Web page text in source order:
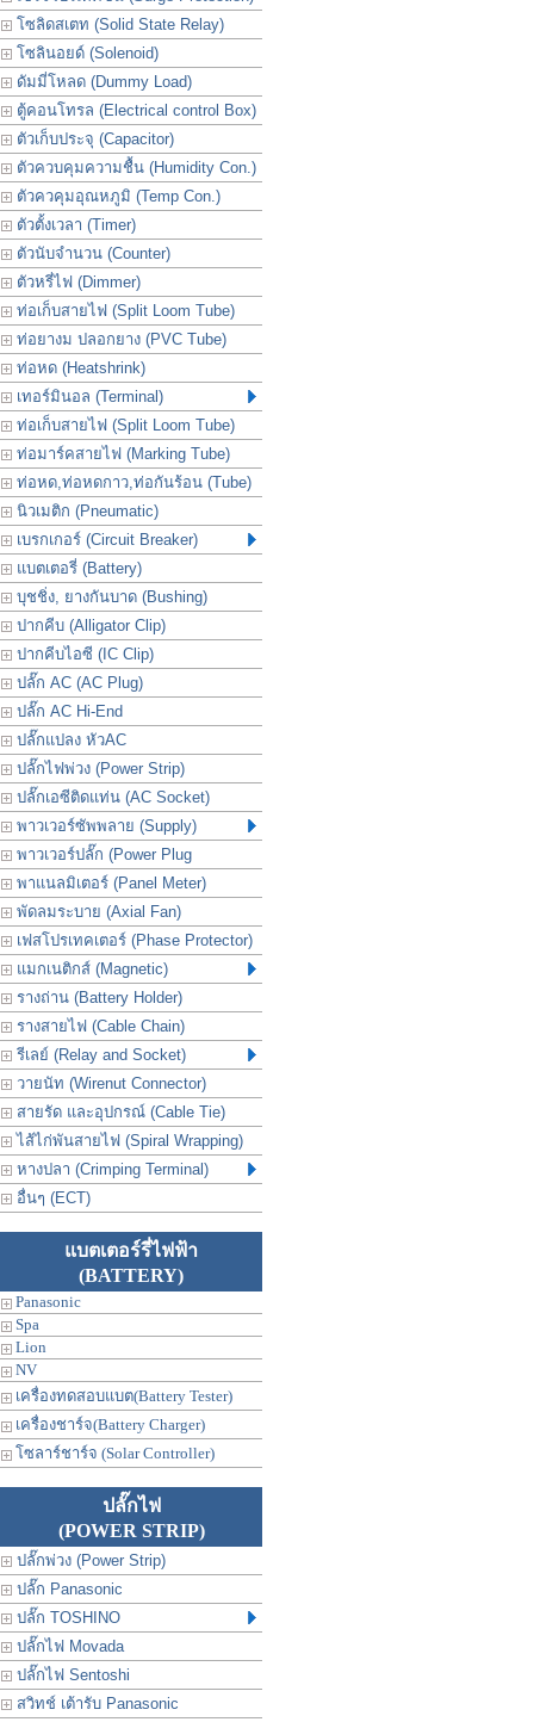
โซลิดสเตท (Solid State Relay)
โซลินอยด์ (Solenoid)
ดัมมี่โหลด (Dummy Load)
ตู้คอนโทรล (Electrical control Box)
ตัวเก็บประจุ (Capacitor)
ตัวควบคุมความชื้น (Humidity Con.)
ตัวควคุมอุณหภูมิ (Temp Con.)
ตัวตั้งเวลา (Timer)
ตัวนับจำนวน (Counter)
ตัวหรี่ไฟ (Dimmer)
ท่อเก็บสายไฟ (Split Loom Tube)
ท่อยางม ปลอกยาง (PVC Tube)
ท่อหด (Heatshrink)
เทอร์มินอล (Terminal)
ท่อเก็บสายไฟ (Split Loom Tube)
ท่อมาร์คสายไฟ (Marking Tube)
ท่อหด,ท่อหดกาว,ท่อกันร้อน (Tube)
นิวเมติก (Pneumatic)
เบรกเกอร์ (Circuit Breaker)
แบตเตอรี่ (Battery)
บุชชิ่ง, ยางกันบาด (Bushing)
ปากคีบ (Alligator Clip)
ปากคีบไอซี (IC Clip)
ปลั๊ก AC (AC Plug)
ปลั๊ก AC Hi-End
ปลั๊กแปลง หัวAC
ปลั๊กไฟพ่วง (Power Strip)
ปลั๊กเอซีติดแท่น (AC Socket)
พาวเวอร์ซัพพลาย (Supply)
พาวเวอร์ปลั๊ก (Power Plug
พาแนลมิเตอร์ (Panel Meter)
พัดลมระบาย (Axial Fan)
เฟสโปรเทคเตอร์ (Phase Protector)
แมกเนติกส์ (Magnetic)
รางถ่าน (Battery Holder)
รางสายไฟ (Cable Chain)
รีเลย์ (Relay and Socket)
วายนัท (Wirenut Connector)
สายรัด และอุปกรณ์ (Cable Tie)
ไส้ไก่พันสายไฟ (Spiral Wrapping)
หางปลา (Crimping Terminal)
อื่นๆ (ECT)
แบตเตอร์รี่ไฟฟ้า
(BATTERY)
Panasonic
Spa
Lion
NV
เครื่องทดสอบแบต(Battery Tester)
เครื่องชาร์จ(Battery Charger)
โซลาร์ชาร์จ (Solar Controller)
ปลั๊กไฟ
(POWER STRIP)
ปลั๊กพ่วง (Power Strip)
ปลั๊ก Panasonic
ปลั๊ก TOSHINO
ปลั๊กไฟ Movada
ปลั๊กไฟ Sentoshi
สวิทช์ เต้ารับ Panasonic